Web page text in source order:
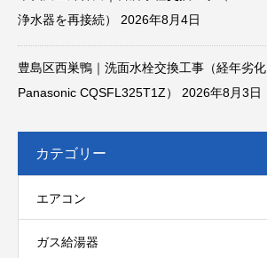
浄水器を再接続）
2026年8月4日
豊島区西巣鴨｜洗面水栓交換工事（経年劣
Panasonic CQSFL325T1Z）
2026年8月3日
カテゴリー
エアコン
ガス給湯器